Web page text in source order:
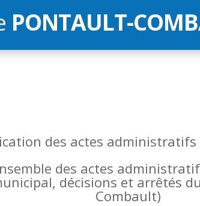
PONTAULT-
des actes
des actes
décisions et arrêtés
Combault)